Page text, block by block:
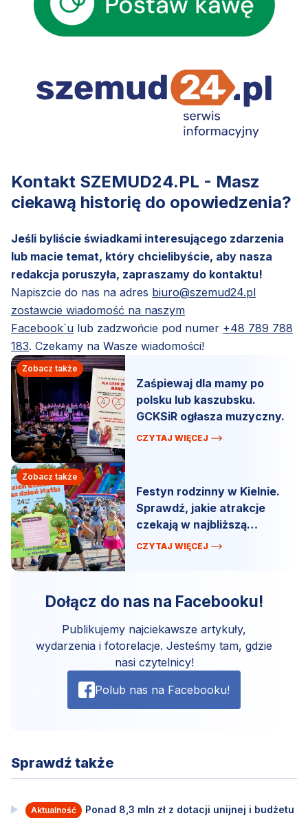
Kontakt SZEMUD24.PL - Masz
ciekawą historię do opowiedzenia?
Jeśli byliście świadkami interesującego zdarzenia
lub macie temat, który chcielibyście, aby nasza
redakcja poruszyła, zapraszamy do kontaktu!
Napiszcie do nas na adres biuro@szemud24.pl
zostawcie wiadomość na naszym
Facebook`u lub zadzwońcie pod numer +48 789 788
183. Czekamy na Wasze wiadomości!
Zobacz także
Zaśpiewaj dla mamy po
polsku lub kaszubsku.
GCKSiR ogłasza muzyczny.
CZYTAJ WIĘCEJ
Zobacz także
Festyn rodzinny w Kielnie.
Sprawdź, jakie atrakcje
czekają w najbliższą
niedzielę!
CZYTAJ WIĘCEJ
Dołącz do nas na Facebooku!
Publikujemy najciekawsze artykuły,
wydarzenia i fotorelacje. Jesteśmy tam, gdzie
nasi czytelnicy!
Polub nas na Facebooku!
Sprawdź także
Aktualność
Ponad 8,3 mln zł z dotacji unijnej i budżetu